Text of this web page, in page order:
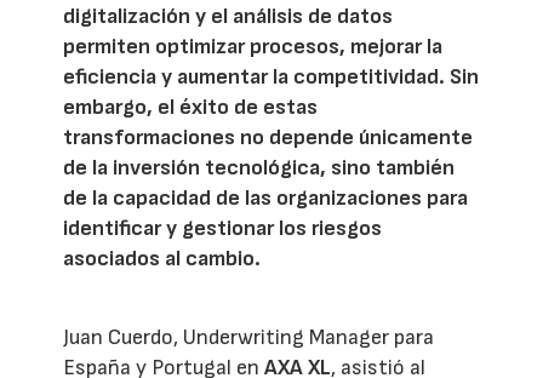
digitalización y el análisis de datos
permiten optimizar procesos, mejorar la
eficiencia y aumentar la competitividad. Sin
embargo, el éxito de estas
transformaciones no depende únicamente
de la inversión tecnológica, sino también
de la capacidad de las organizaciones para
identificar y gestionar los riesgos
asociados al cambio.
Juan Cuerdo, Underwriting Manager para
España y Portugal enAXA XL, asistió al